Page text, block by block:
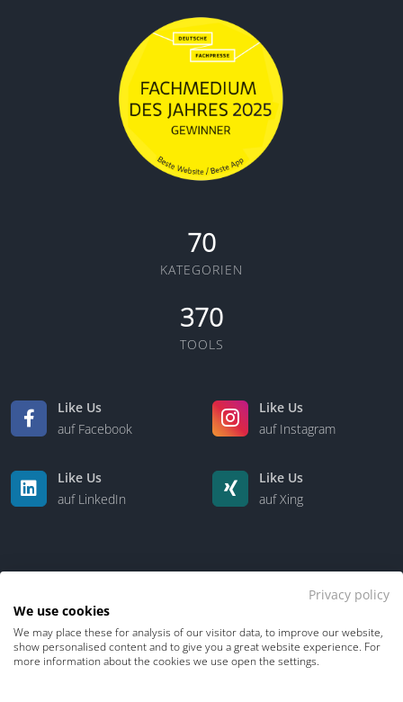
70
KATEGORIEN
370
TOOLS
Like Us
auf Facebook
Like Us
auf Instagram
Like Us
auf LinkedIn
Like Us
auf Xing
Kontakt Über uns
Privacy policy
We use cookies
We may place these for analysis of our visitor data, to improve our website,
show personalised content and to give you a great website experience. For
more information about the cookies we use open the settings.